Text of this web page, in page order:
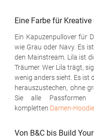
Eine Farbe für
Ein Kapuzenpullover für
wie Grau oder Navy. Es
den Mainstream. Lila ist
Träumer. Wer Lila trägt,
wenig anders sieht. Es ist
herauszustechen, ohne
Sie alle Passformen
kompletten Damen-
Von B&C bis Build